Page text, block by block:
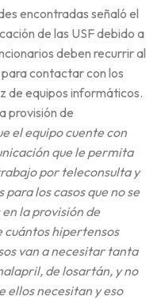
encontradas señaló el
de las USF debido a
deben recurrir al
contactar con los
de equipos informáticos.
provisión de
el equipo cuente con
que le permita
por teleconsulta y
los casos que no se
la provisión de
cuántos hipertensos
van a necesitar tanta
de losartán, y no
ellos necesitan y eso